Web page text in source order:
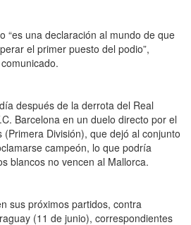
“es una declaración al mundo de que
el primer puesto del podio”,
después de la derrota del Real
Barcelona en un duelo directo por el
División), que dejó al conjunto
campeón, lo que podría
blancos no vencen al Mallorca.
sus próximos partidos, contra
(11 de junio), correspondientes